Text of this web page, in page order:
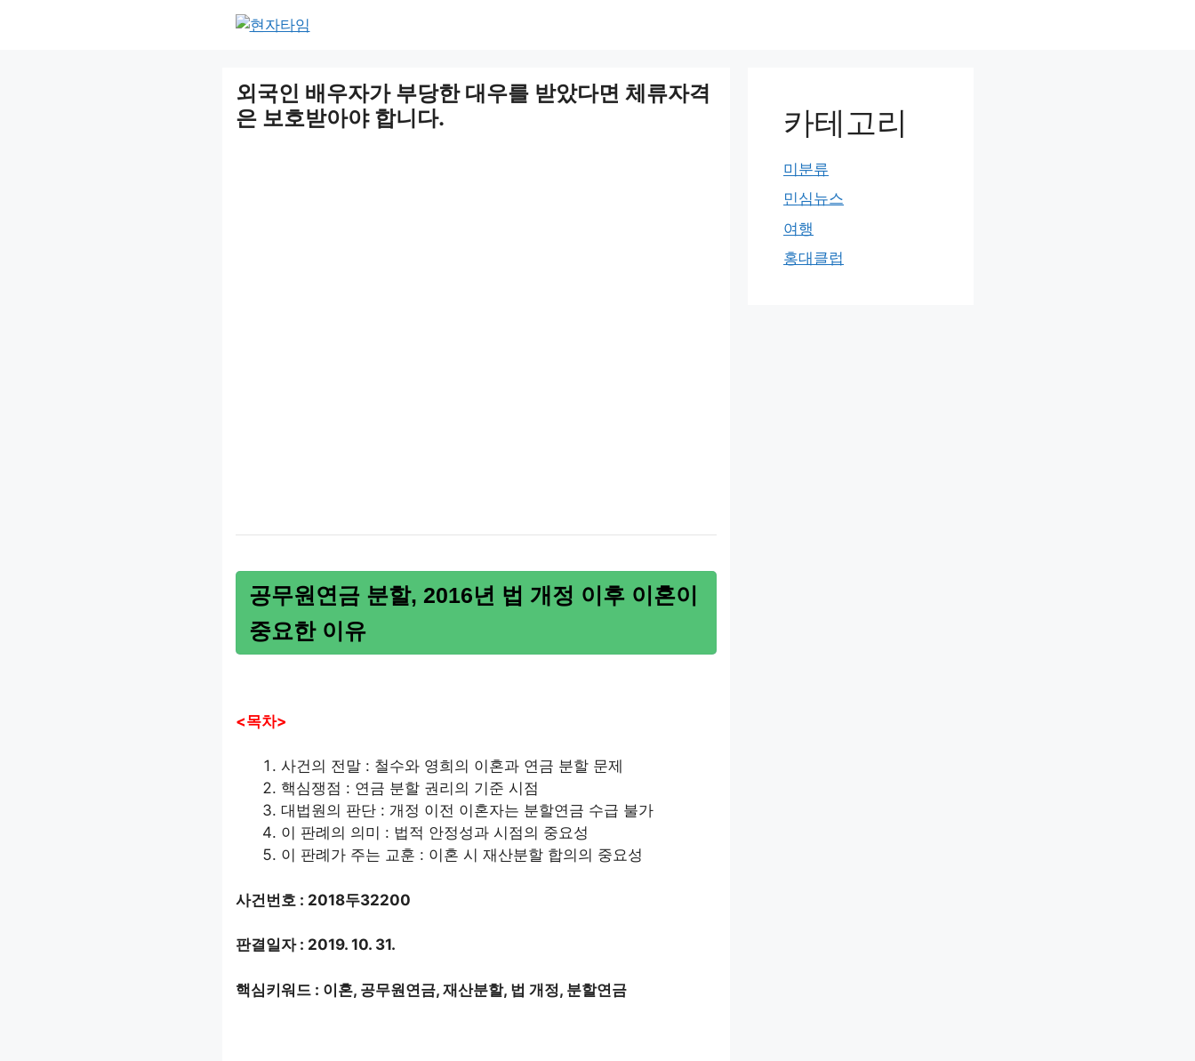
외국인 배우자가 부당한 대우를 받았다면 체류자격
은 보호받아야 합니다.
공무원연금 분할, 2016년 법 개정 이후 이혼이
중요한 이유
<목차>
사건의 전말 : 철수와 영희의 이혼과 연금 분할 문제
핵심쟁점 : 연금 분할 권리의 기준 시점
대법원의 판단 : 개정 이전 이혼자는 분할연금 수급 불가
이 판례의 의미 : 법적 안정성과 시점의 중요성
이 판례가 주는 교훈 : 이혼 시 재산분할 합의의 중요성
사건번호 : 2018두32200
판결일자 : 2019. 10. 31.
핵심키워드 : 이혼, 공무원연금, 재산분할, 법 개정, 분할연금
카테고리
미분류
민심뉴스
여행
홍대클럽